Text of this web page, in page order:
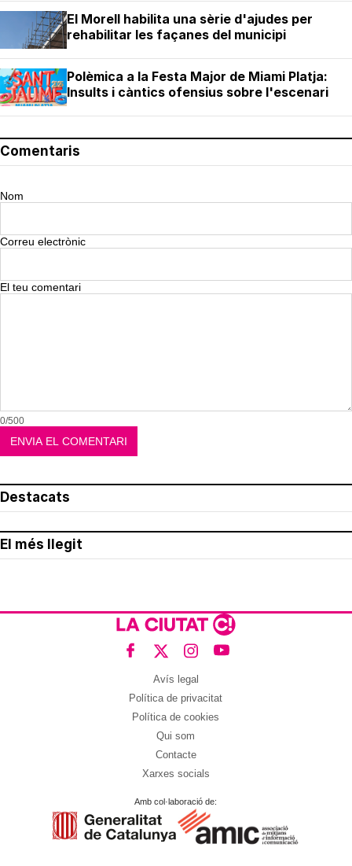
El Morell habilita una sèrie d'ajudes per
rehabilitar les façanes del municipi
Polèmica a la Festa Major de Miami Platja:
Insults i càntics ofensius sobre l'escenari
Comentaris
Nom
Correu electrònic
El teu comentari
0/500
Destacats
El més llegit
Avís legal
Política de privacitat
Política de cookies
Qui som
Contacte
Xarxes socials
Amb col·laboració de: